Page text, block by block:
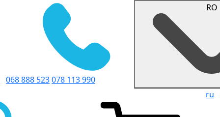
068 888 523078 113 990
ru